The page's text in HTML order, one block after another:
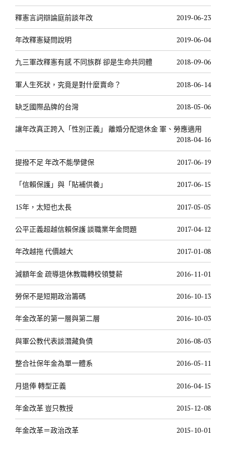
釋憲言詞辯論庭前談年改 2019-06-23
年改釋憲疑問說明 2019-06-04
九三軍改釋憲有感 不同族群 卻是生命共同體 2018-09-06
軍人生死狀，究竟是對什麼賣命？ 2018-06-14
缺乏國際品牌的台灣 2018-05-06
讓年改真正跨入「性別正義」 離婚分配退休金 軍、勞應適用
2018-04-16
提撥不足 年改不能學健保 2017-06-19
「信賴保護」與「貼補供養」 2017-06-15
15年，太短也太長 2017-05-05
公平正義超越信賴保護 談職業年金問題 2017-04-12
年改越拖 代價越大 2017-01-08
減額年金 疏導退休教職轉校領雙薪 2016-11-01
勞保不是短期政治籌碼 2016-10-13
年金改革的第一層與第二層 2016-10-03
與軍公教代表談潛藏負債 2016-08-03
整合社保年金為單一體系 2016-05-11
月退俸 轉型正義 2016-04-15
年金改革 豈只教授 2015-12-08
年金改革＝政治改革 2015-10-01